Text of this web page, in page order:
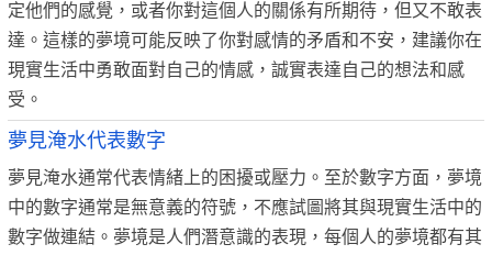
定他們的感覺，或者你對這個人的關係有所期待，但又不敢表
達。這樣的夢境可能反映了你對感情的矛盾和不安，建議你在
現實生活中勇敢面對自己的情感，誠實表達自己的想法和感
受。
夢見淹水代表數字
夢見淹水通常代表情緒上的困擾或壓力。至於數字方面，夢境
中的數字通常是無意義的符號，不應試圖將其與現實生活中的
數字做連結。夢境是人們潛意識的表現，每個人的夢境都有其